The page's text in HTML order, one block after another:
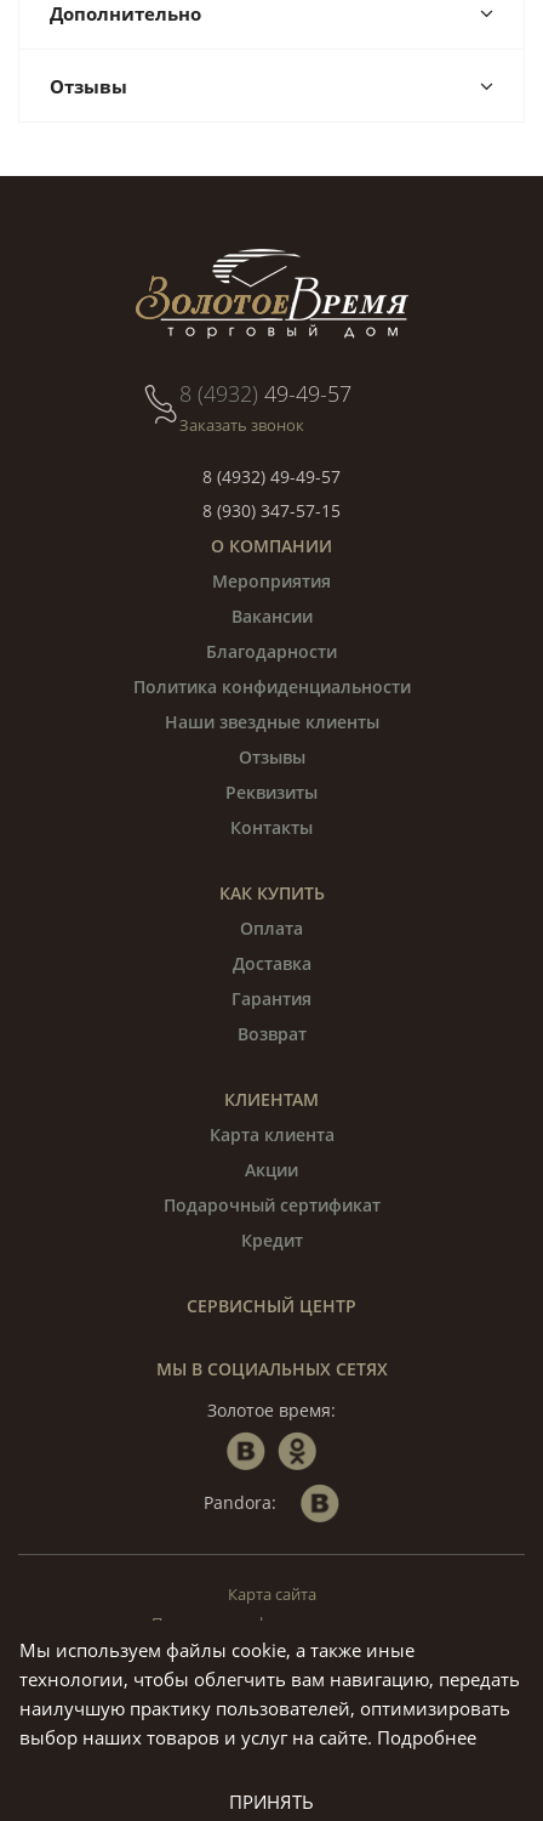
Дополнительно
Отзывы
8 (4932) 49-49-57
Заказать звонок
8 (4932) 49-49-57
8 (930) 347-57-15
О КОМПАНИИ
Мероприятия
Вакансии
Благодарности
Политика конфиденциальности
Наши звездные клиенты
Отзывы
Реквизиты
Контакты
КАК КУПИТЬ
Оплата
Доставка
Гарантия
Возврат
КЛИЕНТАМ
Карта клиента
Акции
Подарочный сертификат
Кредит
СЕРВИСНЫЙ ЦЕНТР
МЫ В СОЦИАЛЬНЫХ СЕТЯХ
Золотое время:
Pandora:
© «Золотое Время», 1994 — 2026. г. Москва.
Предложения на данном сайте не являются публичной офертой.
Все права на материалы, находящиеся на сайте ivtime.ru
охраняются в соответствии с законодательством РФ, в том числе,
об авторских и смежных правах.Воспроизведение,
только с предварительного письменного согласия руководства
компании.
Карта сайта
Политика конфиденциальности
Мы используем файлы cookie, а также иные
технологии, чтобы облегчить вам навигацию, передать
наилучшую практику пользователей, оптимизировать
выбор наших товаров и услуг на сайте. Подробнее
ПРИНЯТЬ